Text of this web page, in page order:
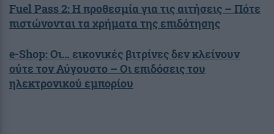
Fuel Pass 2: Η προθεσμία για τις αιτήσεις – Πότε
πιστώνονται τα χρήματα της επιδότησης
e-Shop: Οι… εικονικές βιτρίνες δεν κλείνουν
ούτε τον Αύγουστο – Οι επιδόσεις του
ηλεκτρονικού εμπορίου